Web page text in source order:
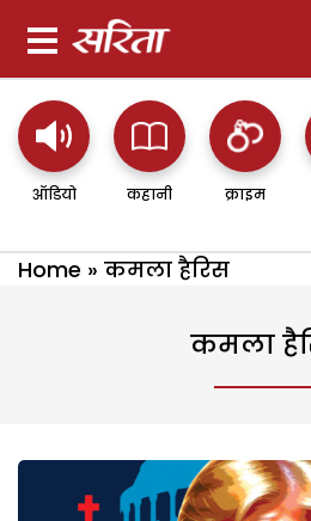
ऑडियो कहानी क्राइम
Home » कमला हैरिस
कमला